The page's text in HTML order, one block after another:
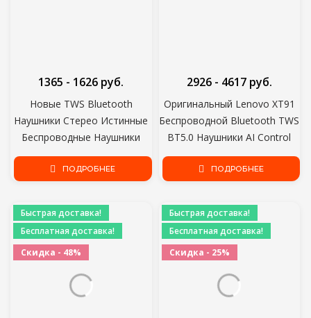
Новые TWS Bluetooth
Наушники Стерео Истинные
Беспроводные Наушники
Наушники В Ухе Наушники
Громкой Связи Наушники
Телефона
1365 - 1626 руб.
ПОДРОБНЕЕ
Оригинальный Lenovo XT91
Беспроводной Bluetooth TWS
BT5.0 Наушники AI Control
Стерео Спортивная
Гарнитура Шумоподавление
2926 - 4617 руб.
ПОДРОБНЕЕ
Быстрая доставка!
Бесплатная доставка!
Скидка - 48%
Быстрая доставка!
Бесплатная доставка!
Скидка - 25%